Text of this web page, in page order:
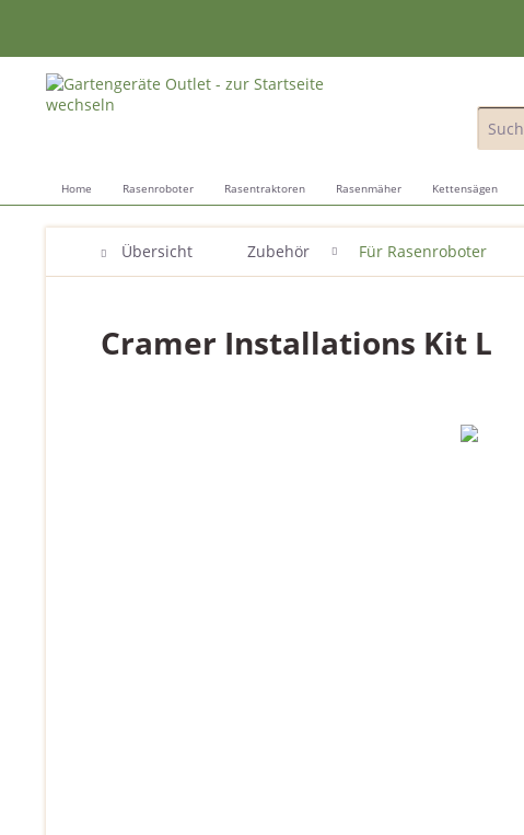
Home Rasenroboter Rasentraktoren Rasenmäher Kettensägen
Übersicht Zubehör Für Rasenroboter
Cramer Installations Kit L